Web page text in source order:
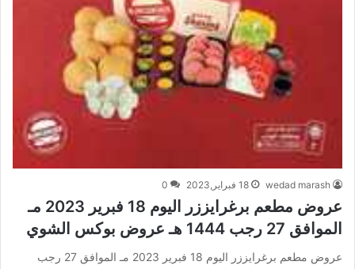
wedad marash 18 فبراير,2023 0
عروض مطعم برغرايززر اليوم 18 فبرير 2023 مـ
الموافق 27 رجب 1444 هـ عروض بوكس الشوي
عروض مطعم برغرايززر اليوم 18 فبرير 2023 مـ الموافق 27 رجب